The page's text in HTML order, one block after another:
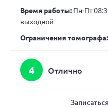
Время работы: Пн-Пт
выходной
Ограничения томографа:
4 Отлично